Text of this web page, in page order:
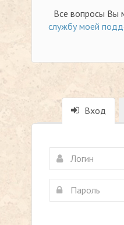
Все вопросы Вы
службу моей
Вход